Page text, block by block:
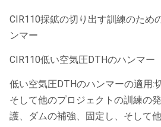
CIR110採鉱の切り出す訓練のため
ンマー
CIR110低い空気圧DTHのハンマー
低い空気圧DTHのハンマーの適用:
そして他のプロジェクトの訓練の
護、ダムの補強、固定し、そして